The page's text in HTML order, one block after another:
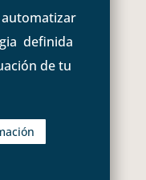
definida
de tu